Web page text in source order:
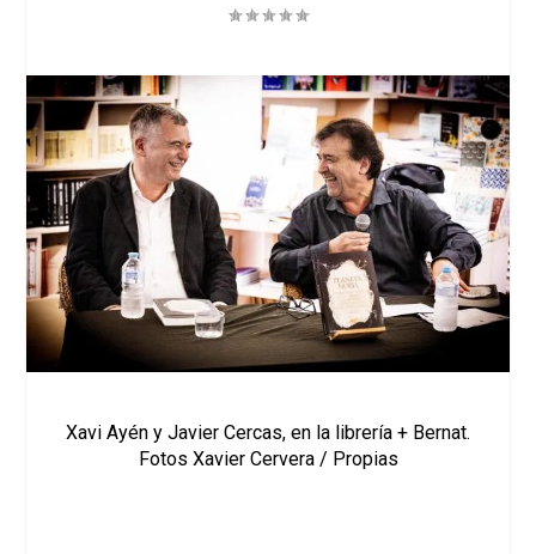
Xavi Ayén y Javier Cercas, en la librería + Bernat.
Fotos Xavier Cervera / Propias